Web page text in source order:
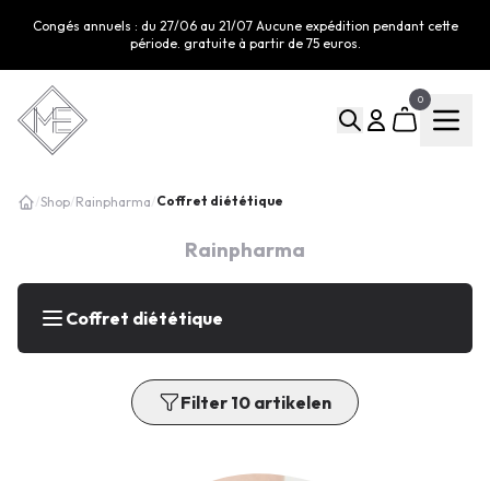
Congés annuels : du 27/06 au 21/07 Aucune expédition pendant cette
période. gratuite à partir de 75 euros.
0
/Shop/ Rainpharma/ Coffret diététique
Rainpharma
Coffret diététique
Filter 10 artikelen